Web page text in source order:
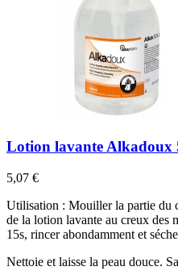
Lotion lavante Alkadoux
5,07 €Prix
Utilisation : Mouiller la partie du
de la lotion lavante au creux des
15s, rincer abondamment et
Nettoie et laisse la peau douce.